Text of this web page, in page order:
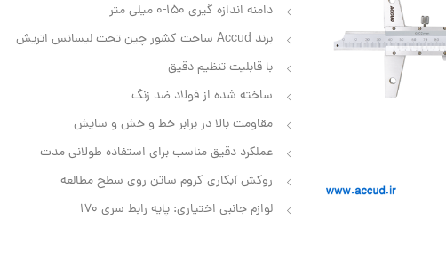
دامنه اندازه گیری 150-0 میلی متر
برند Accud ساخت کشور چین تحت لیسانس اتریش
با قابلیت تنظیم دقیق
ساخته شده از فولاد ضد زنگ
مقاومت بالا در برابر خط و خش و سایش
عملکرد دقیق مناسب برای استفاده طولانی مدت
روکش آبکاری کروم ساتن روی سطح مطالعه
لوازم جانبی اختیاری: پایه رابط سری 170